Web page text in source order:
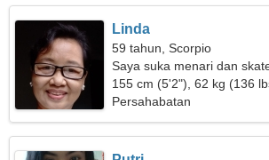
Linda
59 tahun, Scorpio
Saya suka menari dan
155 cm (5'2"), 62 kg (136
Persahabatan